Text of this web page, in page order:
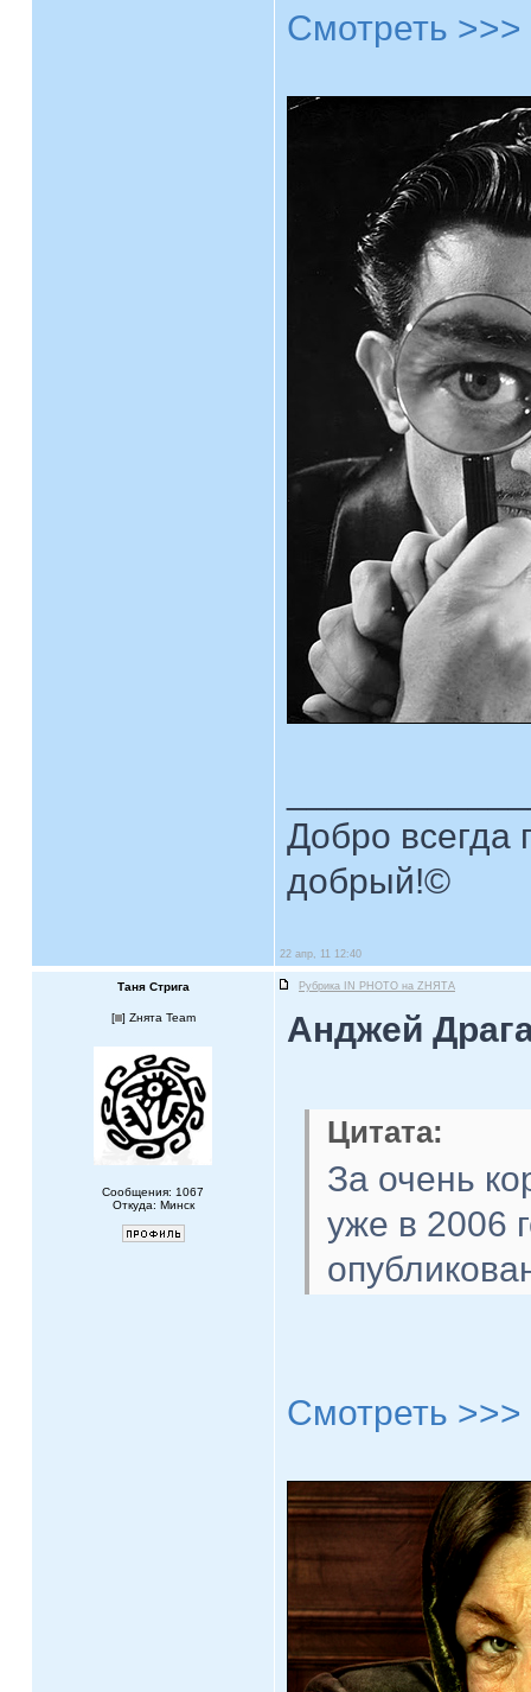
Смотреть >>>
Добро всегда
добрый!©
22 апр, 11 12:40
Таня Стрига Рубрика IN PHOTO на ZНЯТА
[ ] Zнята Team
Сообщения: 1067
Откуда: Минск
Анджей
Цитата:
За очень
уже в 2006
Смотреть >>>